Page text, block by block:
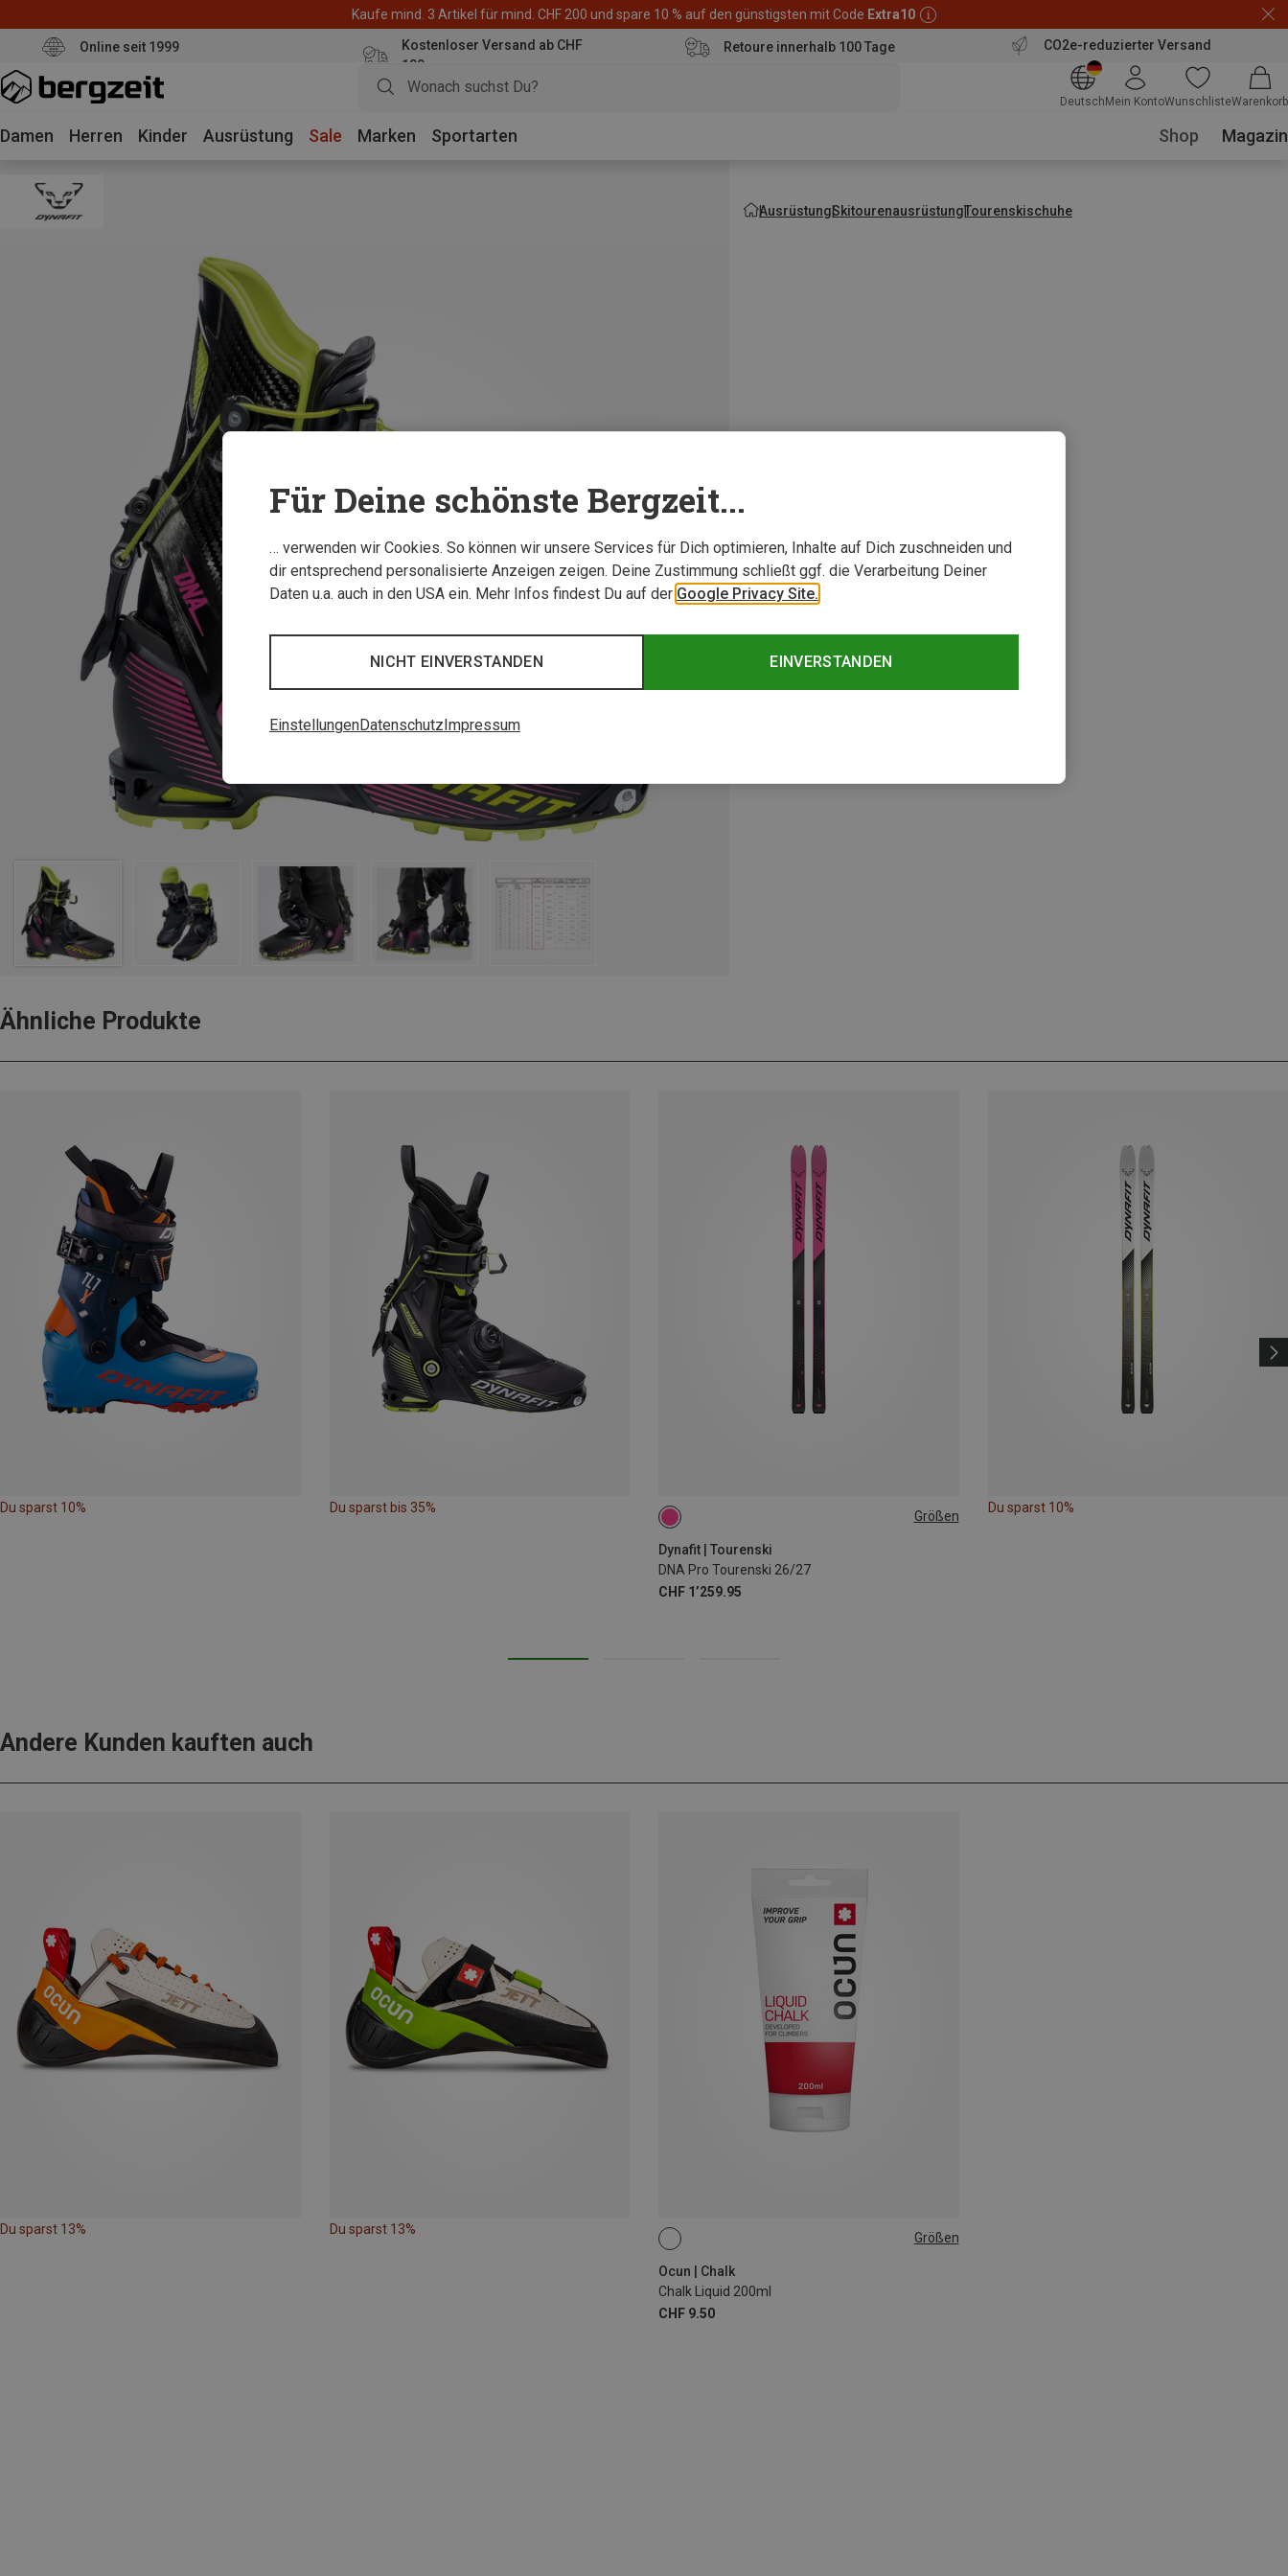
Kaufe mind. 3 Artikel für mind. CHF 200 und spare 10 % auf den günstigsten mit Code Extra10
Online seit 1999
Kostenloser Versand ab CHF
100
Retoure innerhalb 100 Tage CO2e-reduzierter Versand
Deutsch Mein KontoWunschlisteWarenkorb
Damen Herren Kinder Ausrüstung Sale Marken Sportarten Shop Magazin
AusrüstungSkitourenausrüstungTourenskischuhe
Ähnliche Produkte
Du sparst 10% Du sparst bis 35%
Größen
Dynafit | Tourenski
DNA Pro Tourenski 26/27
CHF 1’259.95
162CM
Du sparst 10%
Andere Kunden kauften auch
Du sparst 13% Du sparst 13%
Größen
Ocun | Chalk
Chalk Liquid 200ml
CHF 9.50
200ML
Für Deine schönste Bergzeit...
… verwenden wir Cookies. So können wir unsere Services für Dich optimieren, Inhalte auf Dich zuschneiden und
dir entsprechend personalisierte Anzeigen zeigen. Deine Zustimmung schließt ggf. die Verarbeitung Deiner
Daten u.a. auch in den USA ein. Mehr Infos findest Du auf der Google Privacy Site.
EINVERSTANDEN
NICHT EINVERSTANDEN
EinstellungenDatenschutz Impressum